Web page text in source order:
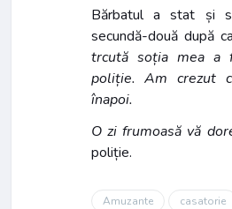
Bărbatul a stat și
secundă-două după
trcută soția mea a
poliție. Am crezut
înapoi.
O zi frumoasă vă
poliție.
Amuzante casatorie